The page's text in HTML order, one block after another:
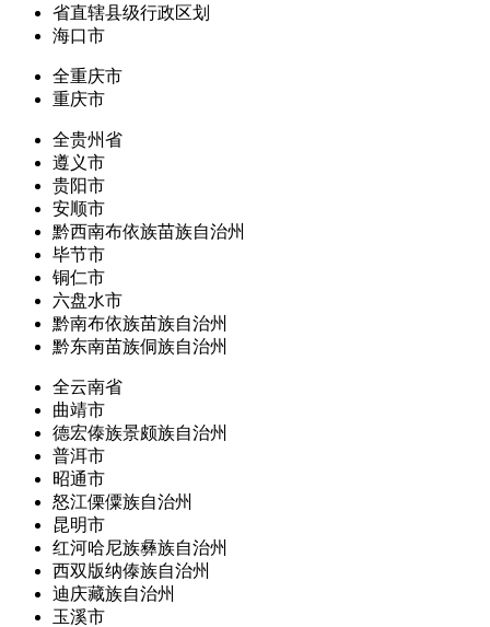
省直辖县级行政区划
海口市
全重庆市
重庆市
全贵州省
遵义市
贵阳市
安顺市
黔西南布依族苗族自治州
毕节市
铜仁市
六盘水市
黔南布依族苗族自治州
黔东南苗族侗族自治州
全云南省
曲靖市
德宏傣族景颇族自治州
普洱市
昭通市
怒江傈僳族自治州
昆明市
红河哈尼族彝族自治州
西双版纳傣族自治州
迪庆藏族自治州
玉溪市